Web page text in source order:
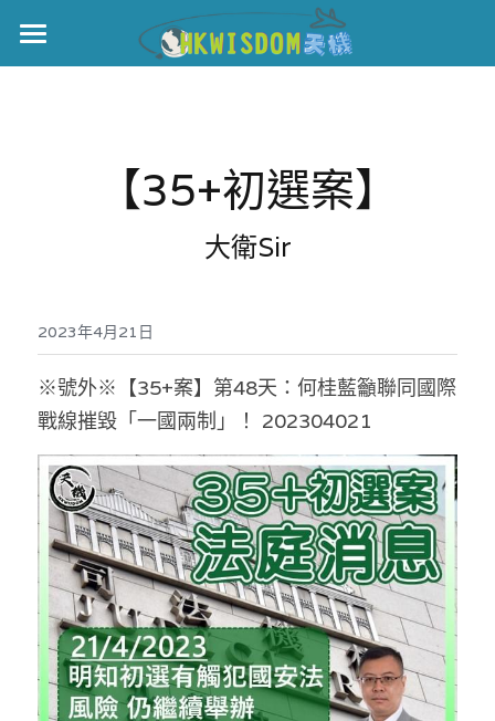
主頁
美西媒體謊言實錄
宏福‧革新
宏福苑聽證會
宏福火災正視聽
記錄．宏福苑火災
港聞
中國
國際
娛樂
反華推手你要知
反華推手懶人包
民主派騙案十式
反華推手起底
KOL 專欄
林淑芳專欄
屈穎妍專欄
絕密法庭檔案
醫院口岸爆炸案
生活
【35+初選案】
大衛Sir
2023年4月21日
※號外※【35+案】第48天：何桂藍籲聯同國際
戰線摧毀「一國兩制」！ 202304021